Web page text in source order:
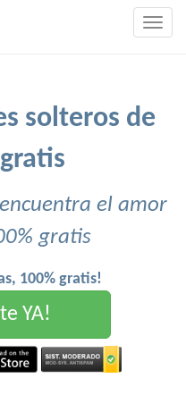
solteros de
el amor
gratis
100% gratis!
YA!